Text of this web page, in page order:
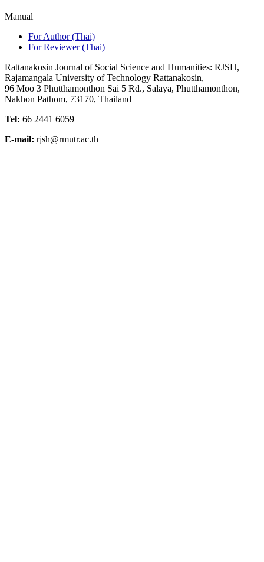
Manual
For Author (Thai)
For Reviewer (Thai)
Rattanakosin Journal of Social Science and Humanities: RJSH,
Rajamangala University of Technology Rattanakosin,
96 Moo 3 Phutthamonthon Sai 5 Rd., Salaya, Phutthamonthon,
Nakhon Pathom, 73170, Thailand
Tel: 66 2441 6059
E-mail: rjsh@rmutr.ac.th